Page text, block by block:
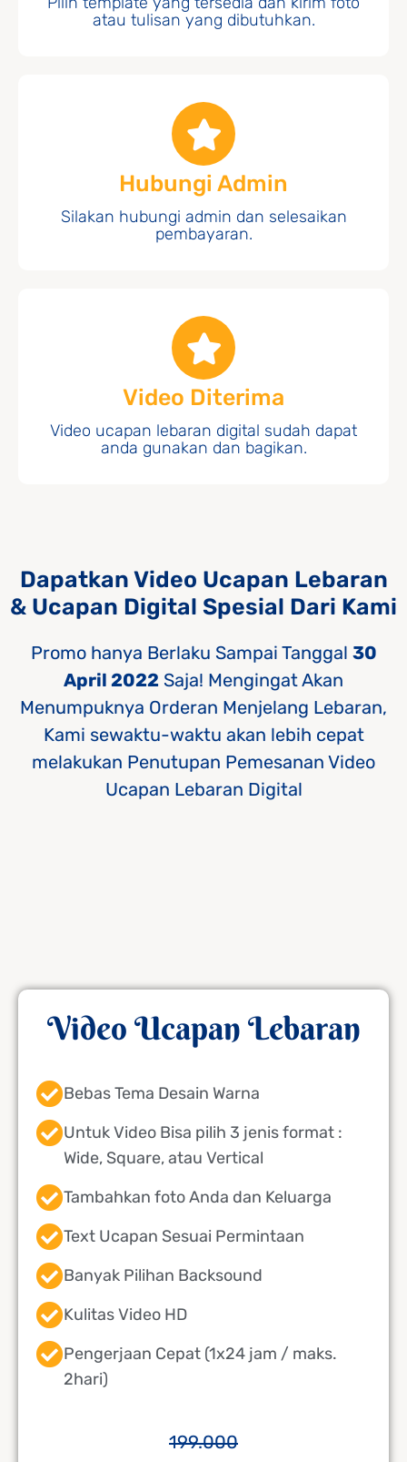
atau tulisan yang dibutuhkan.
Hubungi Admin
Silakan hubungi admin dan selesaikan
pembayaran.
Video Diterima
Video ucapan lebaran digital sudah dapat
anda gunakan dan bagikan.
Dapatkan Video Ucapan Lebaran
& Ucapan Digital Spesial Dari Kami
Promo hanya Berlaku Sampai Tanggal 30
April 2022 Saja! Mengingat Akan
Menumpuknya Orderan Menjelang Lebaran,
Kami sewaktu-waktu akan lebih cepat
melakukan Penutupan Pemesanan Video
Ucapan Lebaran Digital
Video Ucapan Lebaran
Bebas Tema Desain Warna
Untuk Video Bisa pilih 3 jenis format :
Wide, Square, atau Vertical
Tambahkan foto Anda dan Keluarga
Text Ucapan Sesuai Permintaan
Banyak Pilihan Backsound
Kulitas Video HD
Pengerjaan Cepat (1x24 jam / maks.
2hari)
199.000